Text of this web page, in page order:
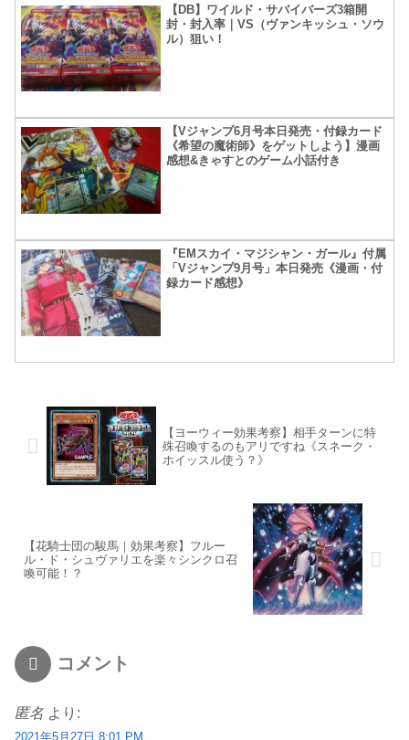
【DB】ワイルド・サバイバーズ3箱開
封・封入率｜VS（ヴァンキッシュ・ソウ
ル）狙い！
【Vジャンプ6月号本日発売・付録カード
《希望の魔術師》をゲットしよう】漫画
感想&きゃすとのゲーム小話付き
『EMスカイ・マジシャン・ガール』付属
「Vジャンプ9月号」本日発売《漫画・付
録カード感想》
【ヨーウィー効果考察】相手ターンに特
殊召喚するのもアリですね《スネーク・
ホイッスル使う？》
【花騎士団の駿馬｜効果考察】フルー
ル・ド・シュヴァリエを楽々シンクロ召
喚可能！？
コメント
匿名 より:
2021年5月27日 8:01 PM